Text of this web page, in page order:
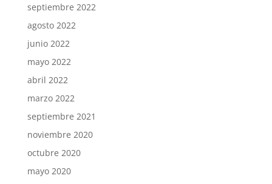
septiembre 2022
agosto 2022
junio 2022
mayo 2022
abril 2022
marzo 2022
septiembre 2021
noviembre 2020
octubre 2020
mayo 2020